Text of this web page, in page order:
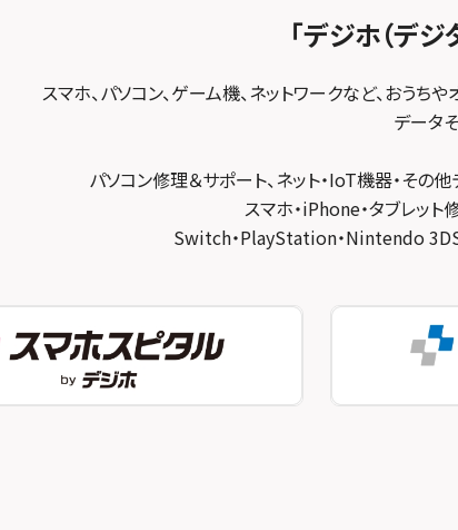
ル 大森
ル 自由が丘
ルオリナス錦糸町
ル西宮北口
タル by デジホ 姫路キャスパ
ル伊丹
「デジホ（デジ
スマホ、パソコン、ゲーム機、ネットワークなど、おうち
データ
パソコン修理＆サポート、ネット・IoT機器・そ
スマホ・iPhone・タブレッ
Switch・PlayStation・Nintendo 3DS